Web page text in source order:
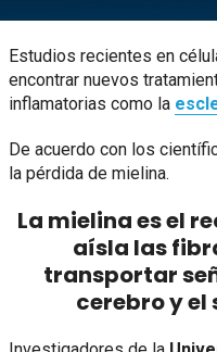
Estudios recientes en
encontrar nuevos
inflamatorias como la
De acuerdo con los
la pérdida de mielina.
La mielina es el
aísla las
transportar
cerebro y el